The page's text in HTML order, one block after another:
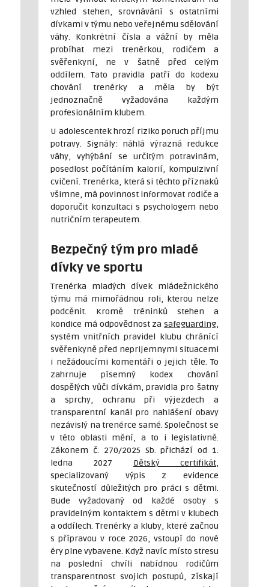
vzhled stehen, srovnávání s ostatními
dívkami v týmu nebo veřejnému sdělování
váhy. Konkrétní čísla a vážní by měla
probíhat mezi trenérkou, rodičem a
svěřenkyní, ne v šatně před celým
oddílem. Tato pravidla patří do kodexu
chování trenérky a měla by být
jednoznačně vyžadována každým
profesionálním klubem.
U adolescentek hrozí riziko poruch příjmu
potravy. Signály: náhlá výrazná redukce
váhy, vyhýbání se určitým potravinám,
posedlost počítáním kalorií, kompulzivní
cvičení. Trenérka, která si těchto příznaků
všimne, má povinnost informovat rodiče a
doporučit konzultaci s psychologem nebo
nutričním terapeutem.
Bezpečný tým pro mladé
dívky ve sportu
Trenérka mladých dívek mládežnického
týmu má mimořádnou roli, kterou nelze
podcěnit. Kromě tréninků stehen a
kondice má odpovědnost za safeguarding,
systém vnitřních pravidel klubu chránící
svěřenkyně před neprijemnymi situacemi
i nežádoucími komentáři o jejich těle. To
zahrnuje písemný kodex chování
dospělých vůči dívkám, pravidla pro šatny
a sprchy, ochranu při výjezdech a
transparentní kanál pro nahlášení obavy
nezávislý na trenérce samé. Společnost se
v této oblasti mění, a to i legislativně.
Zákonem č. 270/2025 Sb. přichází od 1.
ledna 2027 Dětský certifikát,
specializovaný výpis z evidence
skutečností důležitých pro práci s dětmi.
Bude vyžadovaný od každé osoby s
pravidelným kontaktem s dětmi v klubech
a oddílech. Trenérky a kluby, které začnou
s přípravou v roce 2026, vstoupí do nové
éry plne vybavene. Když navíc místo stresu
na poslední chvíli nabídnou rodičům
transparentnost svojich postupů, získají